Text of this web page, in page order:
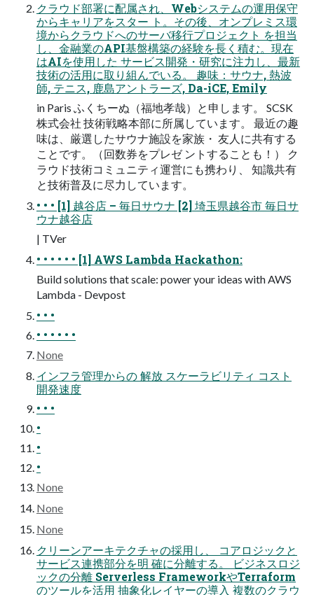
クラウド部署に配属され、Webシステムの運用保守
からキャリアをスター ト。その後、オンプレミス環
境からクラウドへのサーバ移行プロジェクト を担当
し、金融業のAPI基盤構築の経験を長く積む。現在
はAIを使用した サービス開発・研究に注力し、最新
技術の活用に取り組んでいる。 趣味：サウナ, 熱波
師, テニス, 鹿島アントラーズ, Da-iCE, Emily
in Paris ふくちーぬ（福地孝哉）と申します。 SCSK
株式会社 技術戦略本部に所属しています。 最近の趣
味は、厳選したサウナ施設を家族・ 友人に共有する
ことです。（回数券をプレゼ ントすることも！） ク
ラウド技術コミュニティ運営にも携わり、 知識共有
と技術普及に尽力しています。
• • • [1] 越谷店 – 毎日サウナ [2] 埼玉県越谷市 毎日サ
ウナ越谷店
| TVer
• • • • • • [1] AWS Lambda Hackathon:
Build solutions that scale: power your ideas with AWS
Lambda - Devpost
• • •
• • • • • •
None
インフラ管理からの 解放 スケーラビリティ コスト
開発速度
• • •
•
•
•
None
None
None
クリーンアーキテクチャの採用し、 コアロジックと
サービス連携部分を明 確に分離する。 ビジネスロジ
ックの分離 Serverless FrameworkやTerraform
のツールを活用 抽象化レイヤーの導入 複数のクラウ